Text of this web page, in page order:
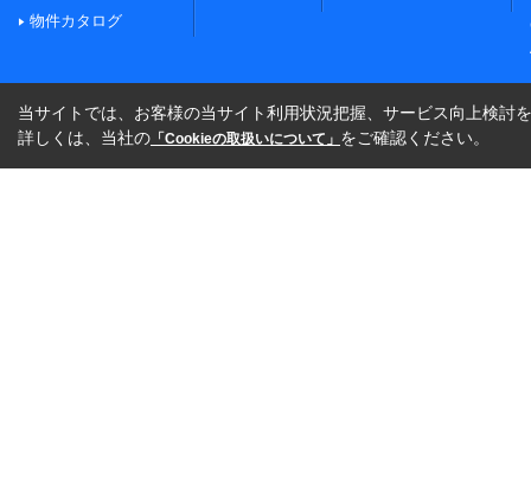
物件カタログ
当サイトでは、お客様の当サイト利用状況把握、サービス向上検討
詳しくは、当社の 「Cookieの取扱いについて」 をご確認ください。